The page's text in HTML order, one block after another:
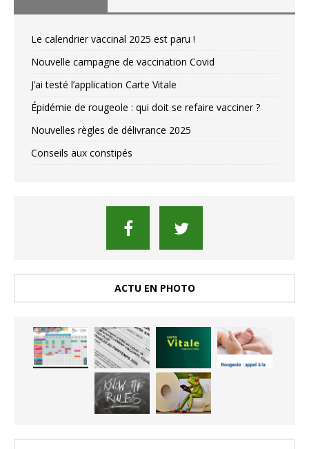
Le calendrier vaccinal 2025 est paru !
Nouvelle campagne de vaccination Covid
J’ai testé l’application Carte Vitale
Épidémie de rougeole : qui doit se refaire vacciner ?
Nouvelles règles de délivrance 2025
Conseils aux constipés
ACTU EN PHOTO